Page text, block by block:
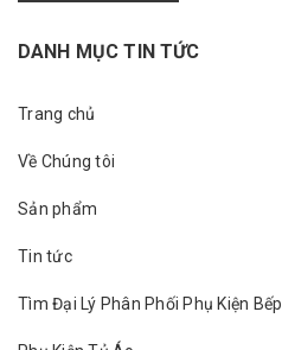
DANH MỤC TIN TỨC
Trang chủ
Về Chúng tôi
Sản phẩm
Tin tức
Tìm Đại Lý Phân Phối Phụ Kiện Bếp